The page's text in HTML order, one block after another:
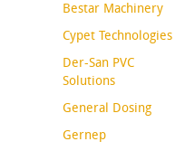
Bestar Machinery
Cypet Technologies
Der-San PVC
Solutions
General Dosing
Gernep